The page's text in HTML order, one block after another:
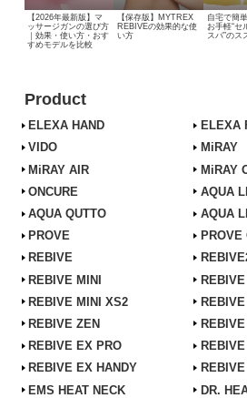
【2026年最新版】マ
ッサージガンの選び方
｜効果・使い方・おす
すめモデルを比較
【保存版】MYTREX
REBIVEの効果的な使
い方
自宅で簡
お手軽“セ
スパ”のス
Product
ELEXA HAND
ELEXA
VIDO
MiRAY
MiRAY AIR
MiRAY
ONCURE
AQUA
AQUA QUTTO
AQUA
PROVE
PROVE
REBIVE
REBIVE MINI
REBIVE MINI XS2
REBIVE ZEN
REBIVE EX PRO
REBIVE EX HANDY
EMS HEAT NECK
DR.